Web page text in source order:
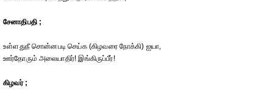
சேனாதிபதி ;
உள்ளதுநீ சொன்னபடி செய்க (கிழவரை நோக்கி) ஐயா,
ஊர்தோரும் அலையாதிர்! இங்கிருப்பீர்!
கிழவர் ;